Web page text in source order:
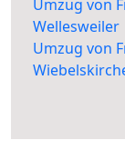
Umzug von
Wellesweiler
Umzug von